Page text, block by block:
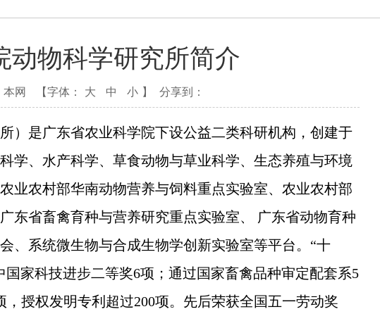
动物科学研究所简介
本网 【字体： 大 中 小 】 分享到：
是广东省农业科学院下设公益二类科研机构，创建于
学、水产科学、草食动物与草业科学、生态养殖与环境
业农村部华南动物营养与饲料重点实验室、农业农村部
东省畜禽育种与营养研究重点实验室、 广东省动物育种
、系统微生物与合成生物学创新实验室等平台。“十
家科技进步二等奖6项；通过国家畜禽品种审定配套系5
授权发明专利超过200项。先后荣获全国五一劳动奖